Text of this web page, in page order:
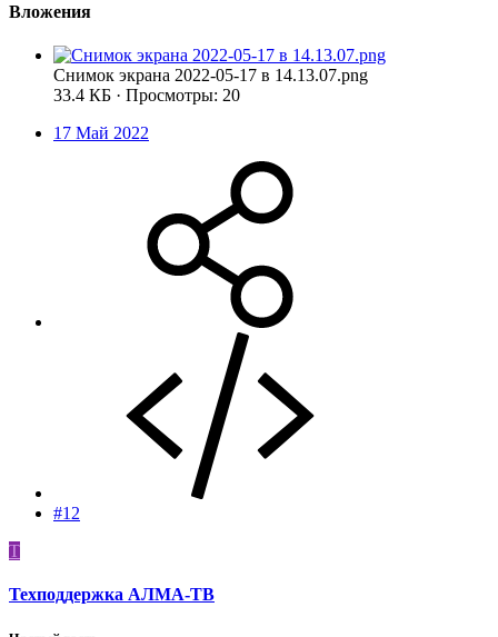
Вложения
Снимок экрана 2022-05-17 в 14.13.07.png
33.4 КБ · Просмотры: 20
17 Май 2022
#12
Т
Техподдержка АЛМА-ТВ